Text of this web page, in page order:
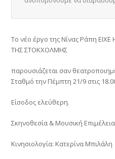
Το νέο έργο της Νίνας Ράπη
ΤΗΣ ΣΤΟΚΧΟΛΜΗΣ
παρουσιάζεται σαν
Σταθμό την Πέμπτη 21/9 στις
Είσοδος ελεύθερη.
Σκηνοθεσία & Μουσική
Κινησιολογία: Κατερίνα Μπιλάλη